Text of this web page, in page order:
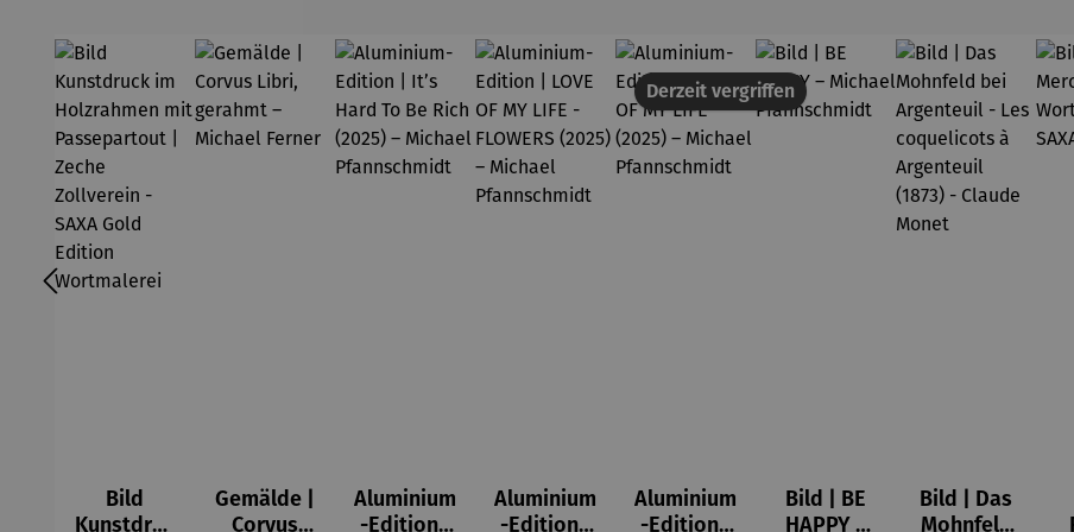
Bild
Kunstdruc
Gemälde |
Corvus
Aluminium
-Edition |
Aluminium
-Edition |
Derzeit vergriffen
Aluminium
-Edition |
Bild | BE
HAPPY –
Bild | Das
Mohnfeld